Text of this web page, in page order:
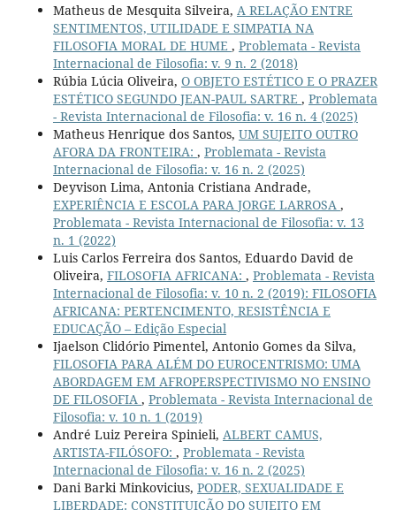
Matheus de Mesquita Silveira, A RELAÇÃO ENTRE
SENTIMENTOS, UTILIDADE E SIMPATIA NA
FILOSOFIA MORAL DE HUME , Problemata - Revista
Internacional de Filosofia: v. 9 n. 2 (2018)
Rúbia Lúcia Oliveira, O OBJETO ESTÉTICO E O PRAZER
ESTÉTICO SEGUNDO JEAN-PAUL SARTRE , Problemata
- Revista Internacional de Filosofia: v. 16 n. 4 (2025)
Matheus Henrique dos Santos, UM SUJEITO OUTRO
AFORA DA FRONTEIRA: , Problemata - Revista
Internacional de Filosofia: v. 16 n. 2 (2025)
Deyvison Lima, Antonia Cristiana Andrade,
EXPERIÊNCIA E ESCOLA PARA JORGE LARROSA ,
Problemata - Revista Internacional de Filosofia: v. 13
n. 1 (2022)
Luis Carlos Ferreira dos Santos, Eduardo David de
Oliveira, FILOSOFIA AFRICANA: , Problemata - Revista
Internacional de Filosofia: v. 10 n. 2 (2019): FILOSOFIA
AFRICANA: PERTENCIMENTO, RESISTÊNCIA E
EDUCAÇÃO – Edição Especial
Ijaelson Clidório Pimentel, Antonio Gomes da Silva,
FILOSOFIA PARA ALÉM DO EUROCENTRISMO: UMA
ABORDAGEM EM AFROPERSPECTIVISMO NO ENSINO
DE FILOSOFIA , Problemata - Revista Internacional de
Filosofia: v. 10 n. 1 (2019)
André Luiz Pereira Spinieli, ALBERT CAMUS,
ARTISTA-FILÓSOFO: , Problemata - Revista
Internacional de Filosofia: v. 16 n. 2 (2025)
Dani Barki Minkovicius, PODER, SEXUALIDADE E
LIBERDADE: CONSTITUIÇÃO DO SUJEITO EM